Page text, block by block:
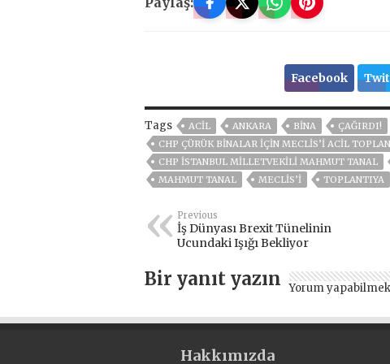
Facebook
Tags ACİL ANKARA BİNA ÇAĞIRDI!
CHP ÇÜRÜK BİNALAR İÇİN MECLİS’İ ACİL
CHP İSTANBUL MILLETVEKILI MAHMUT TANAL
MAHMUT TANAL
MECLİS’İ TOPLANTIYA
Previous
İş Dünyası Brexit Tünelinin
Ucundaki Işığı Bekliyor
Bir yanıt yazın Yorum
Hakkımızda